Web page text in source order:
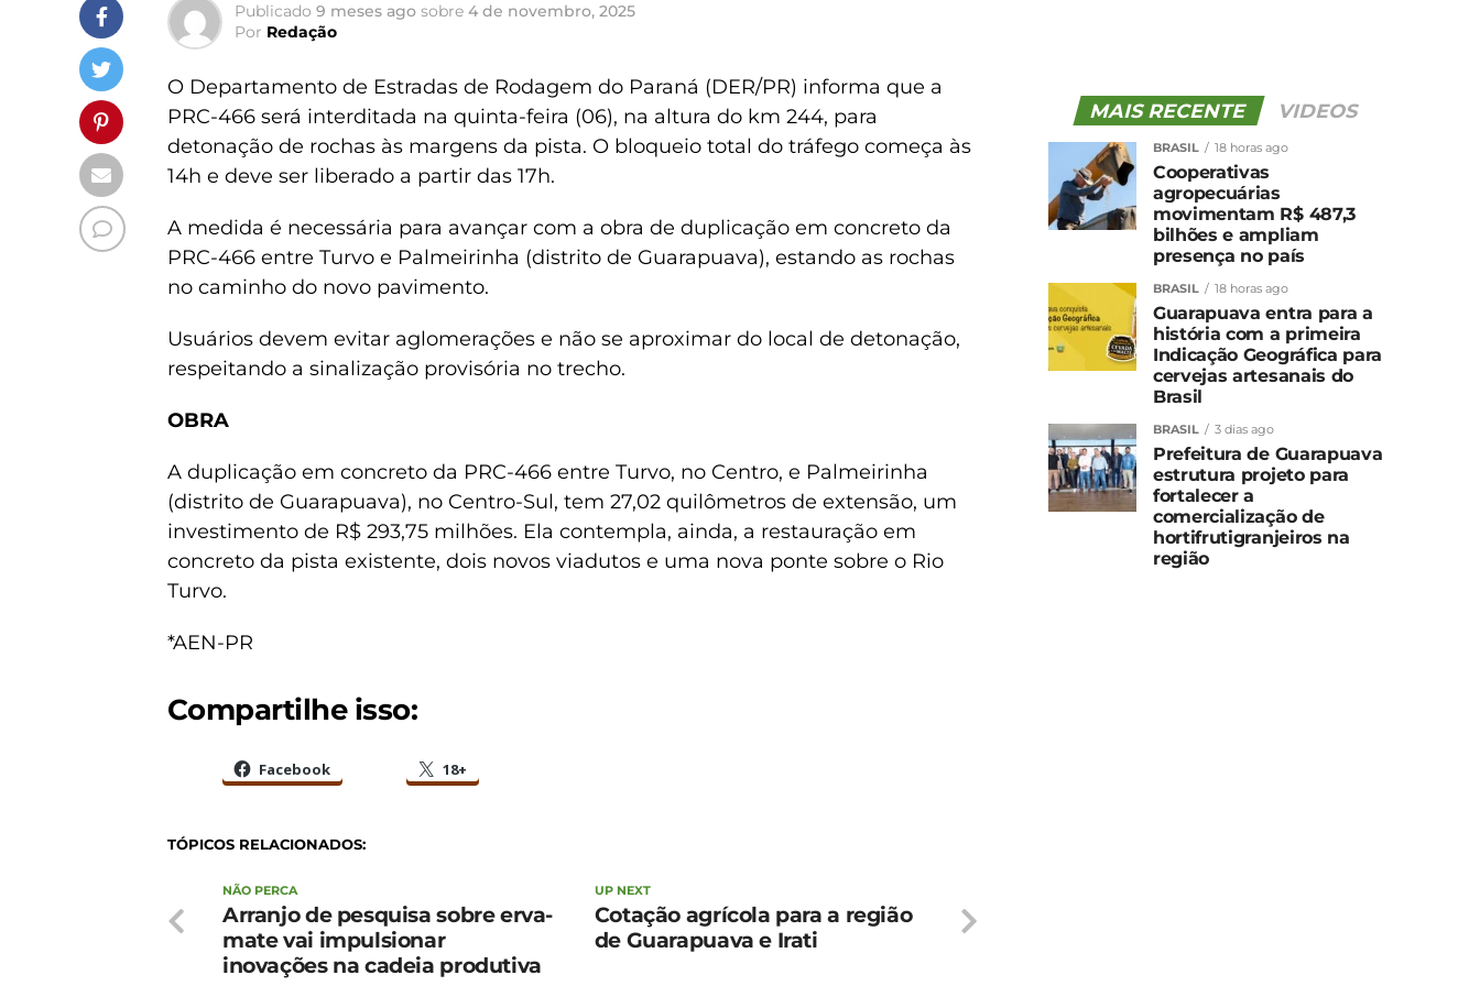
Publicado 9 meses ago sobre 4 de novembro, 2025
Por Redação
O Departamento de Estradas de Rodagem do Paraná (DER/PR) informa que a
PRC-466 será interditada na quinta-feira (06), na altura do km 244, para
detonação de rochas às margens da pista. O bloqueio total do tráfego começa às
14h e deve ser liberado a partir das 17h.
A medida é necessária para avançar com a obra de duplicação em concreto da
PRC-466 entre Turvo e Palmeirinha (distrito de Guarapuava), estando as rochas
no caminho do novo pavimento.
Usuários devem evitar aglomerações e não se aproximar do local de detonação,
respeitando a sinalização provisória no trecho.
OBRA
A duplicação em concreto da PRC-466 entre Turvo, no Centro, e Palmeirinha
(distrito de Guarapuava), no Centro-Sul, tem 27,02 quilômetros de extensão, um
investimento de R$ 293,75 milhões. Ela contempla, ainda, a restauração em
concreto da pista existente, dois novos viadutos e uma nova ponte sobre o Rio
Turvo.
*AEN-PR
Compartilhe isso:
Facebook 18+
TÓPICOS RELACIONADOS:
UP NEXT
Cotação agrícola para a região
de Guarapuava e Irati
NÃO PERCA
Arranjo de pesquisa sobre erva-
mate vai impulsionar
inovações na cadeia produtiva
MAIS RECENTE VIDEOS
BRASIL 18 horas ago
Cooperativas
agropecuárias
movimentam R$ 487,3
bilhões e ampliam
presença no país
BRASIL 18 horas ago
Guarapuava entra para a
história com a primeira
Indicação Geográfica para
cervejas artesanais do
Brasil
BRASIL 3 dias ago
Prefeitura de Guarapuava
estrutura projeto para
fortalecer a
comercialização de
hortifrutigranjeiros na
região